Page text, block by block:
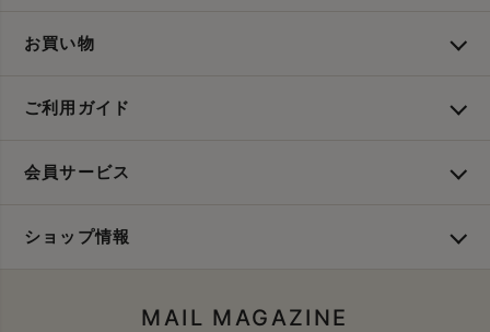
お買い物
ご利用ガイド
会員サービス
ショップ情報
MAIL MAGAZINE